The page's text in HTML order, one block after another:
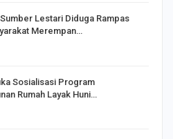
Lestari Diduga Rampas
Merempan…
Sosialisasi Program
Rumah Layak Huni…